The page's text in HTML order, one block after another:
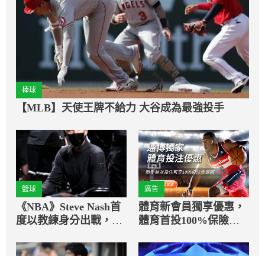
棒球
【MLB】天使王牌不給力 大谷成為最強投手
籃球
《NBA》Steve Nash首
度以教練身分出戰，
廣告
體育新會員獨享優惠，
體育首投100%保險返